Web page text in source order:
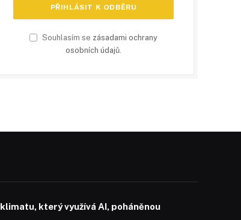
Souhlasím se zásadami ochrany
osobních údajů
který využívá AI, poháněnou